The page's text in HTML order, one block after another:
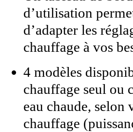
d’utilisation
d’adapter les
chauffage à vos
4 modèles
chauffage seul ou
eau chaude, selon
chauffage